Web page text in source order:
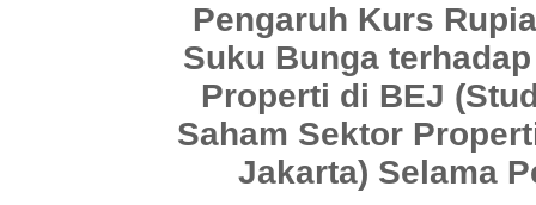
Pengaruh Kurs
Suku Bunga
Properti di BEJ
Saham Sektor
Jakarta) Selama